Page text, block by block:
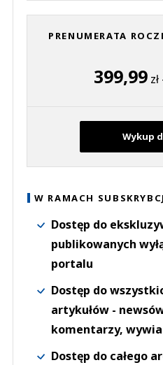
PRENUMERATA
399,99zł
Wykup
W RAMACH
Dostęp do
publikowanych
portalu
Dostęp do
artykułów -
komentarzy,
Dostęp do całego